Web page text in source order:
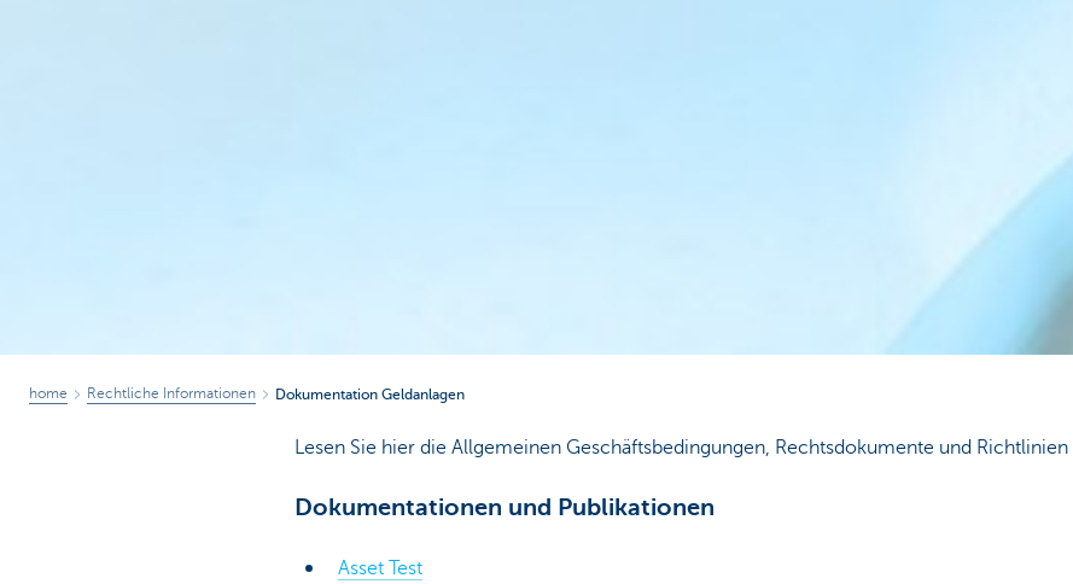
home Rechtliche Informationen Dokumentation Geldanlagen
Lesen Sie hier die Allgemeinen Geschäftsbedingungen, Rechtsdokumente und
Dokumentationen und Publikationen
Asset Test